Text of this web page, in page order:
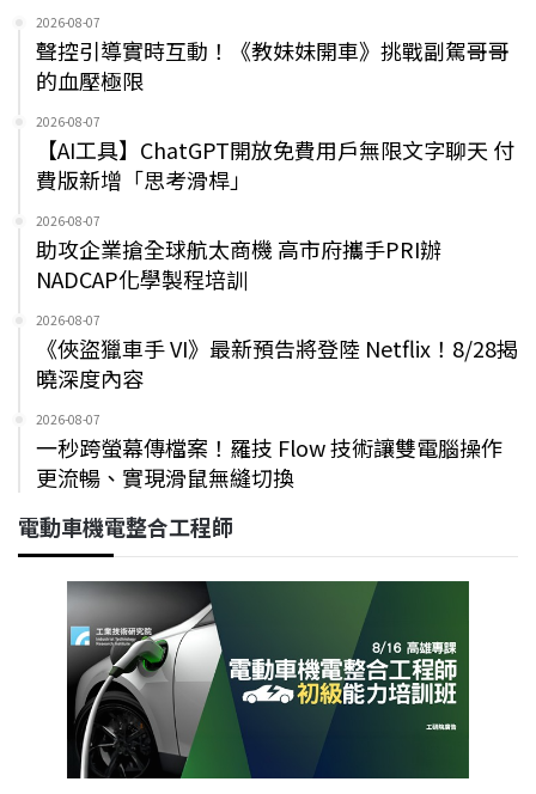
2026-08-07
聲控引導實時互動！《教妹妹開車》挑戰副駕哥哥
的血壓極限
2026-08-07
【AI工具】ChatGPT開放免費用戶無限文字聊天 付
費版新增「思考滑桿」
2026-08-07
助攻企業搶全球航太商機 高市府攜手PRI辦
NADCAP化學製程培訓
2026-08-07
《俠盜獵車手 VI》最新預告將登陸 Netflix！8/28揭
曉深度內容
2026-08-07
一秒跨螢幕傳檔案！羅技 Flow 技術讓雙電腦操作
更流暢、實現滑鼠無縫切換
電動車機電整合工程師